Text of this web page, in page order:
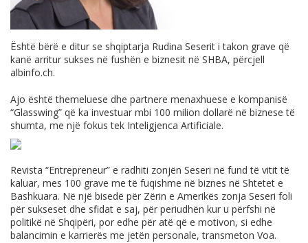
Është bërë e ditur se shqiptarja Rudina Seserit i takon grave që
kanë arritur sukses në fushën e biznesit në SHBA, përcjell
albinfo.ch.
Ajo është themeluese dhe partnere menaxhuese e kompanisë
“Glasswing” që ka investuar mbi 100 milion dollarë në biznese të
shumta, me një fokus tek Inteligjenca Artificiale.
Revista “Entrepreneur” e radhiti zonjën Seseri në fund të vitit të
kaluar, mes 100 grave me të fuqishme në biznes në Shtetet e
Bashkuara. Në një bisedë për Zërin e Amerikës zonja Seseri foli
për sukseset dhe sfidat e saj, për periudhën kur u përfshi në
politikë në Shqipëri, por edhe për atë që e motivon, si edhe
balancimin e karrierës me jetën personale, transmeton Voa.